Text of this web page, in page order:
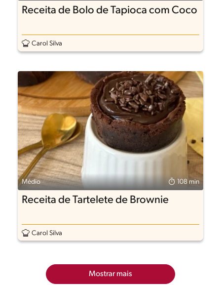
Receita de Bolo de Tapioca com Coco
Carol Silva
Médio 108 min
Receita de Tartelete de Brownie
Carol Silva
Mostrar mais